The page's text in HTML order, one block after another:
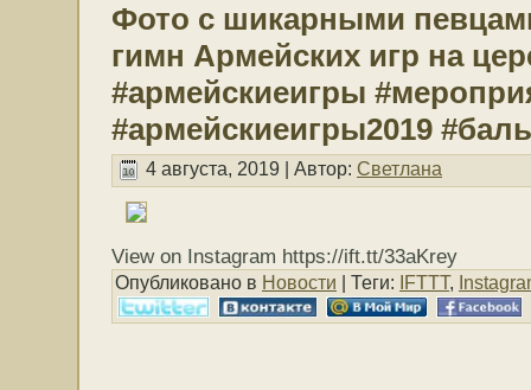
Фото с шикарными
гимн Армейских игр на
#армейскиеигры
#армейскиеигры2019
4 августа, 2019 | Автор: Светлана
View on Instagram https://ift.tt/33aKrey
Опубликовано в Новости | Теги: IFTTT,